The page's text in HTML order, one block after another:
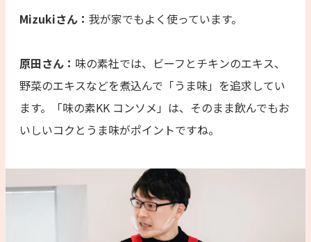
Mizukiさん： 我が家でもよく使っています。
原田さん： 味の素社では、ビーフとチキンのエキス、
野菜のエキスなどを煮込んで「うま味」を追求してい
ます。「味の素KK コンソメ」は、そのまま飲んでもお
いしいコクとうま味がポイントですね。